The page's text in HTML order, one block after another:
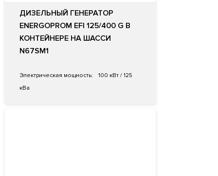
ДИЗЕЛЬНЫЙ ГЕНЕРАТОР
ENERGOPROM EFI 125/400 G В
КОНТЕЙНЕРЕ НА ШАССИ
N67SM1
Электрическая мощность:
100 кВт / 125
кВа